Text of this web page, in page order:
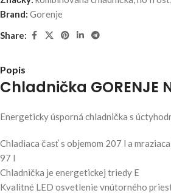
Brand: Gorenje
Share:
Popis
Chladnička GORENJE
Energeticky úsporná chladnička s
Chladiaca časť s objemom 207 l a
97 l
Chladnička je energetickej triedy E
Kvalitné LED osvetlenie vnútorného